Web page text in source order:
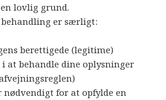
lovlig grund.
er særligt:
berettigede (legitime)
i at behandle dine oplysninger
nødvendigt for at opfylde en